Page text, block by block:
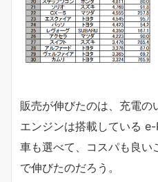
販売が伸びたのは、充電の
エンジンは搭載している
車も選べて、コスパも良い
で伸びたのだろう。